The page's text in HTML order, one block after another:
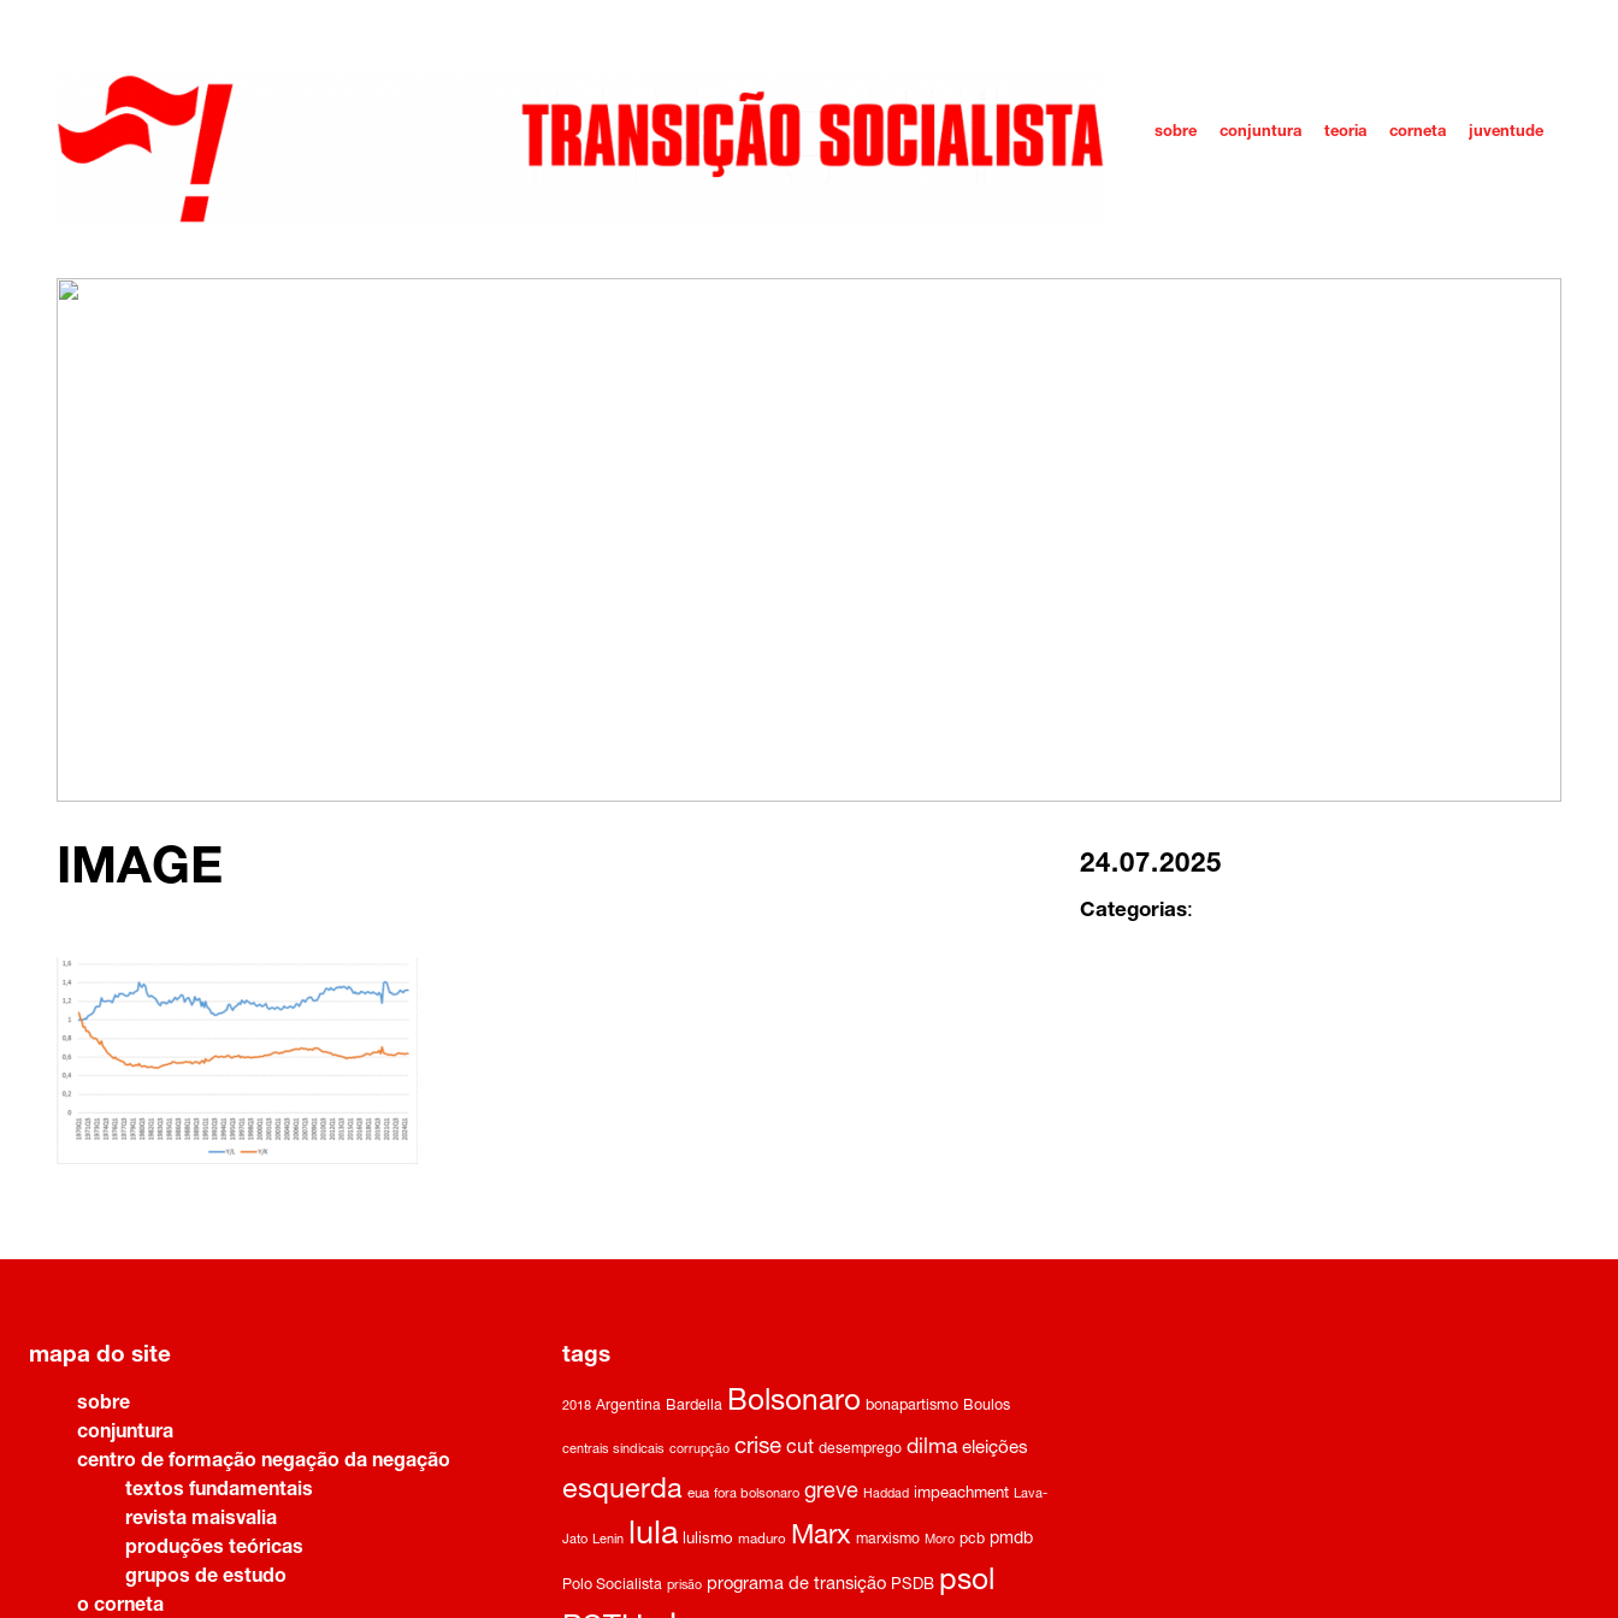
sobre conjuntura teoria corneta juventude
IMAGE 24.07.2025
Categorias:
mapa do site
sobre
conjuntura
centro de formação negação da negação
textos fundamentais
revista maisvalia
produções teóricas
grupos de estudo
o corneta
tags
2018 Argentina Bardella Bolsonaro bonapartismo Boulos
centrais sindicais corrupção crise cut desemprego dilma eleições
esquerda eua fora bolsonaro greve Haddad impeachment Lava-
Jato Lenin lula lulismo maduro Marx marxismo Moro pcb pmdb
Polo Socialista prisão programa de transição PSDB psol